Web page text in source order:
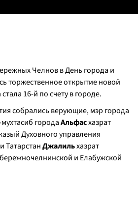
Челнов в День города и
торжественное открытие новой
16-й по счету в городе.
собрались верующие, мэр города
городаАльфасхазрат
Духовного управления
ТатарстанДжалильхазрат
и Елабужской